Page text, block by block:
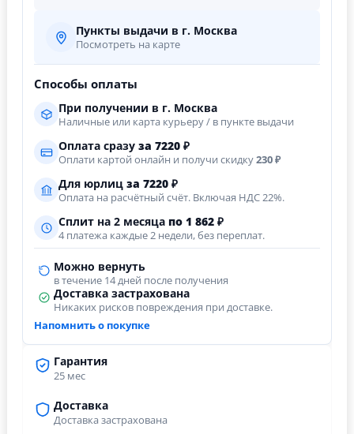
Гарантия
25 мес
Доставка
Доставка застрахована
Пункты выдачи в г. Москва
Посмотреть на карте
Способы оплаты
При получении в г. Москва
Наличные или карта курьеру / в пункте выдачи
Оплата сразу за 7220 ₽
Оплати картой онлайн и получи скидку230 ₽
Для юрлиц за 7220 ₽
Оплата на расчётный счёт. Включая НДС 22%.
Сплит на 2 месяца по 1 862 ₽
4 платежа каждые 2 недели, без переплат.
Можно вернуть
в течение 14 дней после получения
Доставка застрахована
Никаких рисков повреждения при доставке.
Напомнить о покупке